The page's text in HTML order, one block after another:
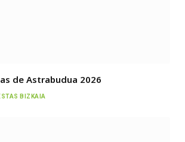
de Astrabudua 2026
BIZKAIA